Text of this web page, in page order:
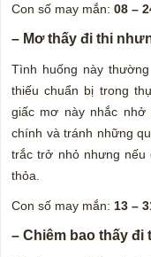
Con số may mắn: 08 –
– Mơ thấy đi thi
Tình huống này
thiếu chuẩn bị trong
giấc mơ này nhắc nhở
chính và tránh những
trắc trở nhỏ nhưng nếu
thỏa.
Con số may mắn: 13 –
– Chiêm bao thấy đi